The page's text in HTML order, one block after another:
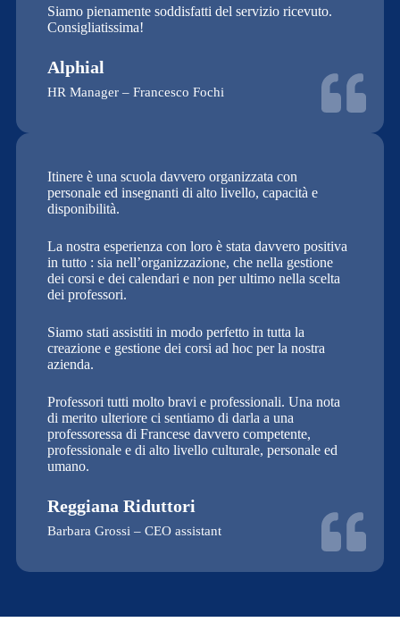
Siamo pienamente soddisfatti del servizio ricevuto.
Consigliatissima!
Alphial
HR Manager – Francesco Fochi
Itinere è una scuola davvero organizzata con
personale ed insegnanti di alto livello, capacità e
disponibilità.
La nostra esperienza con loro è stata davvero positiva
in tutto : sia nell’organizzazione, che nella gestione
dei corsi e dei calendari e non per ultimo nella scelta
dei professori.
Siamo stati assistiti in modo perfetto in tutta la
creazione e gestione dei corsi ad hoc per la nostra
azienda.
Professori tutti molto bravi e professionali. Una nota
di merito ulteriore ci sentiamo di darla a una
professoressa di Francese davvero competente,
professionale e di alto livello culturale, personale ed
umano.
Reggiana Riduttori
Barbara Grossi – CEO assistant